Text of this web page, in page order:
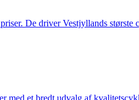
De driver Vestjyllands
med et bredt udvalg af